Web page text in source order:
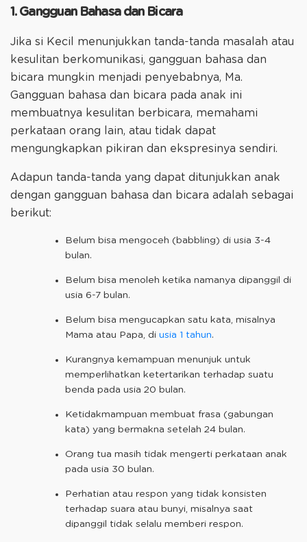
1. Gangguan Bahasa dan Bicara
Jika si Kecil menunjukkan tanda-tanda masalah atau
kesulitan berkomunikasi, gangguan bahasa dan
bicara mungkin menjadi penyebabnya, Ma.
Gangguan bahasa dan bicara pada anak ini
membuatnya kesulitan berbicara, memahami
perkataan orang lain, atau tidak dapat
mengungkapkan pikiran dan ekspresinya sendiri.
Adapun tanda-tanda yang dapat ditunjukkan anak
dengan gangguan bahasa dan bicara adalah sebagai
berikut:
Belum bisa mengoceh (babbling) di usia 3-4
bulan.
Belum bisa menoleh ketika namanya dipanggil di
usia 6-7 bulan.
Belum bisa mengucapkan satu kata, misalnya
Mama atau Papa, di usia 1 tahun.
Kurangnya kemampuan menunjuk untuk
memperlihatkan ketertarikan terhadap suatu
benda pada usia 20 bulan.
Ketidakmampuan membuat frasa (gabungan
kata) yang bermakna setelah 24 bulan.
Orang tua masih tidak mengerti perkataan anak
pada usia 30 bulan.
Perhatian atau respon yang tidak konsisten
terhadap suara atau bunyi, misalnya saat
dipanggil tidak selalu memberi respon.